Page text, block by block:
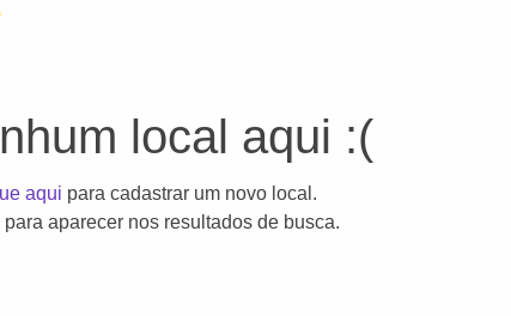
local aqui :(
aqui para cadastrar um novo local.
aparecer nos resultados de busca.